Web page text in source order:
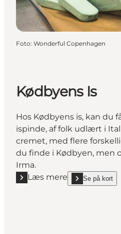
Foto: Wonderful Copenhagen
Kødbyens Is
Hos Kødbyens is, kan du
ispinde, af folk udlært i
cremet, med flere
du finde i Kødbyen, men
Irma.
Læs mere
Læs mere "Kødbyens Is"
Se på kort
show Kødbyens